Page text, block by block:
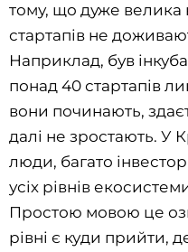
тому, що дуже велика
стартапів не
Наприклад, був
понад 40 стартапів
вони починають,
далі не зростають. У
люди, багато
усіх рівнів
Простою мовою це
рівні є куди прийти,